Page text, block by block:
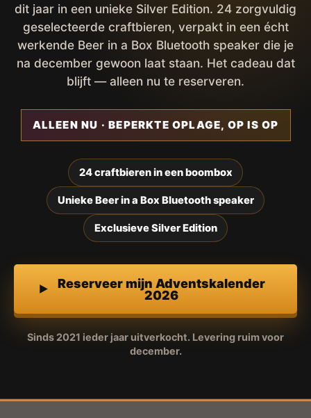
dit jaar in een unieke Silver Edition. 24 zorgvuldig
geselecteerde craftbieren, verpakt in een écht
werkende Beer in a Box Bluetooth speaker die je
na december gewoon laat staan. Het cadeau dat
blijft — alleen nu te reserveren.
ALLEEN NU · BEPERKTE OPLAGE, OP IS OP
24 craftbieren in een boombox
Unieke Beer in a Box Bluetooth speaker
Exclusieve Silver Edition
Reserveer mijn Adventskalender
2026
Sinds 2021 ieder jaar uitverkocht. Levering ruim voor
december.